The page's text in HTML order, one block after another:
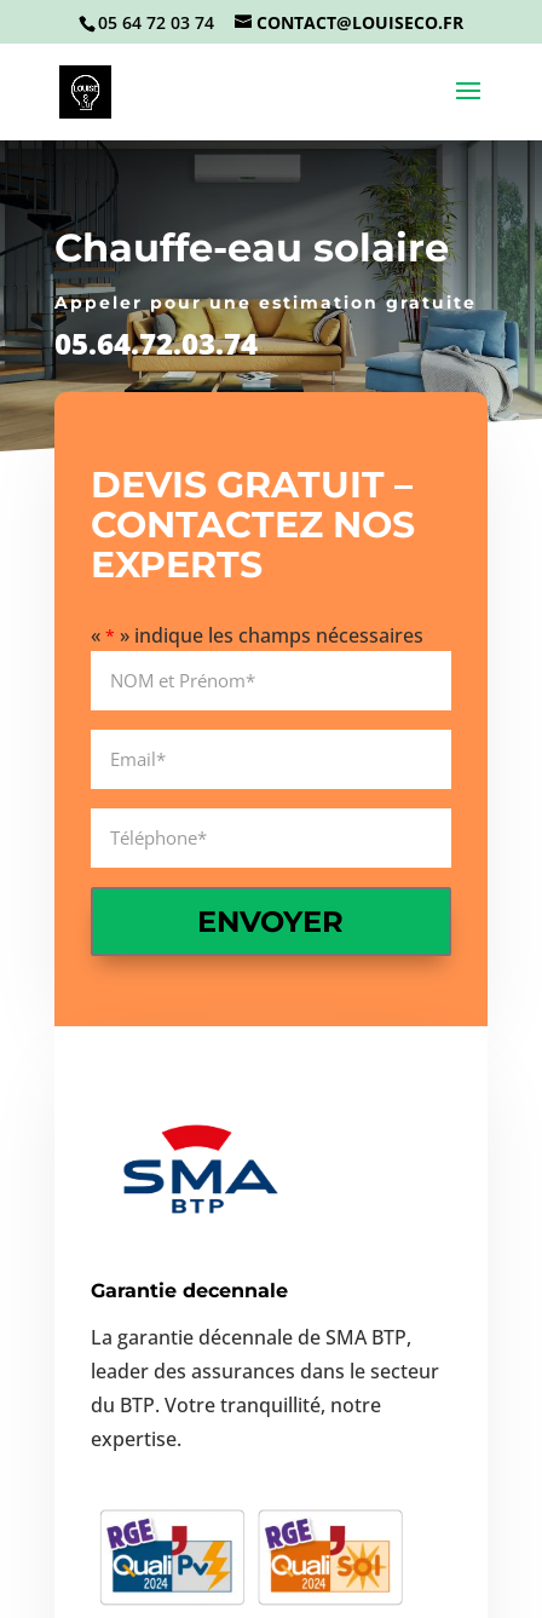
05 64 72 03 74 CONTACT@LOUISECO.FR
Chauffe-eau solaire
Appeler pour une estimation gratuite
05.64.72.03.74
DEVIS GRATUIT –
CONTACTEZ NOS
EXPERTS
« * » indique les champs nécessaires
Name
Nom
Email*
Téléphone*
Garantie decennale
La garantie décennale de SMA BTP,
leader des assurances dans le secteur
du BTP. Votre tranquillité, notre
expertise.